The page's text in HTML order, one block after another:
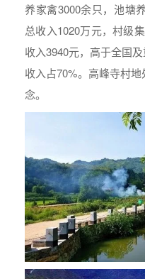
养家禽3000余只，池塘
总收入1020万元，村级
收入3940元，高于全国
收入占70%。高峰寺村
念。